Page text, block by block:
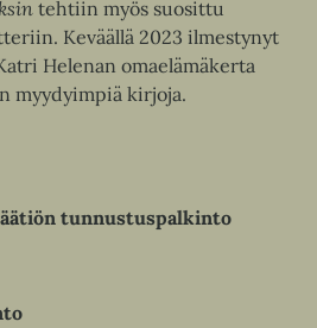
tehtiin myös suosittu
Keväällä 2023 ilmestynyt
Helenan omaelämäkerta
myydyimpiä kirjoja.
tunnustuspalkinto